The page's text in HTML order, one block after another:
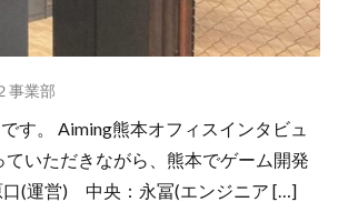
事業部
す。 Aiming熊本オフィスインタビュ
いただきながら、熊本でゲーム開発
口(運営) 中央：永冨(エンジニア […]